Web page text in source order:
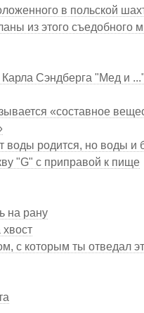
в польской
из этого съедобного
Сэндберга "Мед и ..."
«составное
воды родится, но воды и
"G" с приправой к пище
на рану
с которым ты отведал